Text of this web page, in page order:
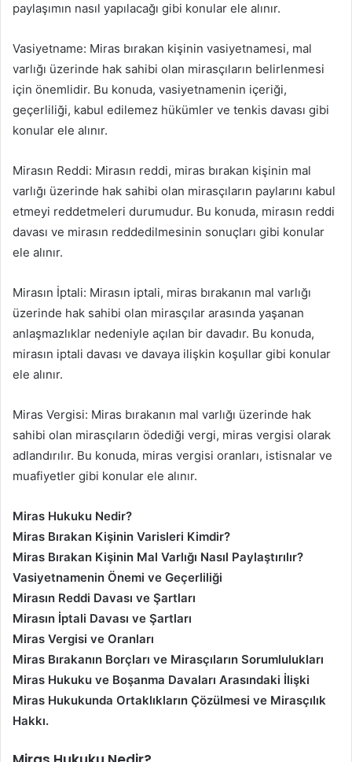
paylaşımın nasıl yapılacağı gibi konular ele alınır.
Vasiyetname: Miras bırakan kişinin vasiyetnamesi, mal
varlığı üzerinde hak sahibi olan mirasçıların belirlenmesi
için önemlidir. Bu konuda, vasiyetnamenin içeriği,
geçerliliği, kabul edilemez hükümler ve tenkis davası gibi
konular ele alınır.
Mirasın Reddi: Mirasın reddi, miras bırakan kişinin mal
varlığı üzerinde hak sahibi olan mirasçıların paylarını kabul
etmeyi reddetmeleri durumudur. Bu konuda, mirasın reddi
davası ve mirasın reddedilmesinin sonuçları gibi konular
ele alınır.
Mirasın İptali: Mirasın iptali, miras bırakanın mal varlığı
üzerinde hak sahibi olan mirasçılar arasında yaşanan
anlaşmazlıklar nedeniyle açılan bir davadır. Bu konuda,
mirasın iptali davası ve davaya ilişkin koşullar gibi konular
ele alınır.
Miras Vergisi: Miras bırakanın mal varlığı üzerinde hak
sahibi olan mirasçıların ödediği vergi, miras vergisi olarak
adlandırılır. Bu konuda, miras vergisi oranları, istisnalar ve
muafiyetler gibi konular ele alınır.
Miras Hukuku Nedir?
Miras Bırakan Kişinin Varisleri Kimdir?
Miras Bırakan Kişinin Mal Varlığı Nasıl Paylaştırılır?
Vasiyetnamenin Önemi ve Geçerliliği
Mirasın Reddi Davası ve Şartları
Mirasın İptali Davası ve Şartları
Miras Vergisi ve Oranları
Miras Bırakanın Borçları ve Mirasçıların Sorumlulukları
Miras Hukuku ve Boşanma Davaları Arasındaki İlişki
Miras Hukukunda Ortaklıkların Çözülmesi ve Mirasçılık
Hakkı.